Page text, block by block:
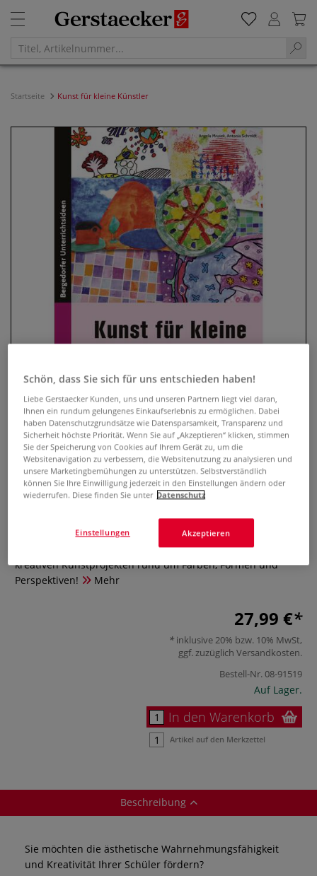
Startseite Kunst für kleine Künstler
Kunst für kleine Künstler
Dreidimensionales Gestalten, Druckwerkstatt und Malen zur
Musik - So begeistern Sie Ihre Schüler mit tollen und
kreativen Kunstprojekten rund um Farben, Formen und
Perspektiven!
Mehr
27,99 €
inklusive 20% bzw. 10% MwSt,
ggf. zuzüglich Versandkosten.
Bestell-Nr.08-91519
Auf Lager.
In den Warenkorb
Artikel auf den Merkzettel
Beschreibung
Sie möchten die ästhetische Wahrnehmungsfähigkeit
und Kreativität Ihrer Schüler fördern?
Schön, dass Sie sich für uns entschieden haben!
Liebe Gerstaecker Kunden, uns und unseren Partnern liegt viel daran,
Ihnen ein rundum gelungenes Einkaufserlebnis zu ermöglichen. Dabei
haben Datenschutzgrundsätze wie Datensparsamkeit, Transparenz und
Sicherheit höchste Priorität. Wenn Sie auf „Akzeptieren“ klicken, stimmen
Sie der Speicherung von Cookies auf Ihrem Gerät zu, um die
Websitenavigation zu verbessern, die Websitenutzung zu analysieren und
unsere Marketingbemühungen zu unterstützen. Selbstverständlich
können Sie Ihre Einwilligung jederzeit in den Einstellungen ändern oder
wiederrufen. Diese finden Sie unter Datenschutz
Akzeptieren
Einstellungen